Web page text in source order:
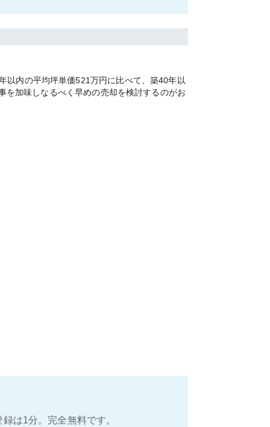
以内の平均坪単価521万円に比べて、築40年以
加味しなるべく早めの売却を検討するのがお
は1分。完全無料です。